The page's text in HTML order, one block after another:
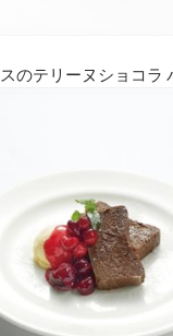
のテリーヌショコラ